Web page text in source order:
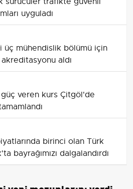
uyguladı
üç mühendislik bölümü için
aldı
veren kurs Çitgöl'de
birinci olan Türk
bayrağımızı dalgalandırdı